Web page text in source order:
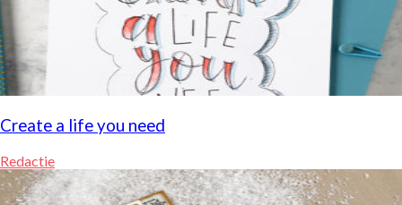
Create a life you need
Redactie